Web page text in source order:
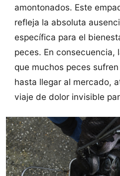
amontonados. Este
refleja la absoluta
específica para el
peces. En consecuencia,
que muchos peces
hasta llegar al mercado,
viaje de dolor invisible